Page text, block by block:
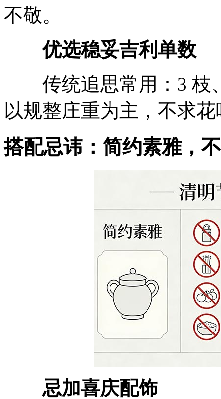
不敬。
优选稳妥吉利单数
传统追思常用：3 枝
以规整庄重为主，不求
搭配忌讳：简约素雅，
忌加喜庆配饰